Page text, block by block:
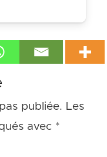
publiée. Les
avec *